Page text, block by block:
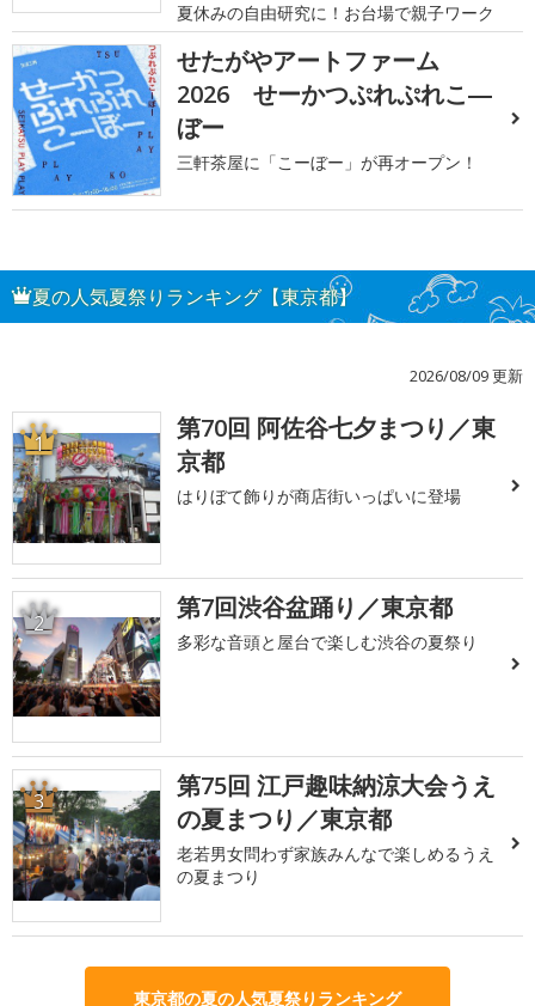
夏休みの自由研究に！お台場で親子ワーク
せたがやアートファーム
2026 せーかつぷれぷれこ―
ぼー
三軒茶屋に「こーぼー」が再オープン！
夏の人気夏祭りランキング【東京都】
2026/08/09 更新
1
第70回 阿佐谷七夕まつり／東
京都
はりぼて飾りが商店街いっぱいに登場
2 第7回渋谷盆踊り／東京都
多彩な音頭と屋台で楽しむ渋谷の夏祭り
3
第75回 江戸趣味納涼大会うえ
の夏まつり／東京都
老若男女問わず家族みんなで楽しめるうえ
の夏まつり
東京都の夏の人気夏祭りランキング